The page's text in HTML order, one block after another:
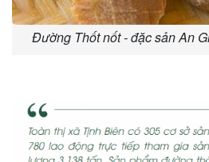
Đường Thốt nốt - đặc sản An